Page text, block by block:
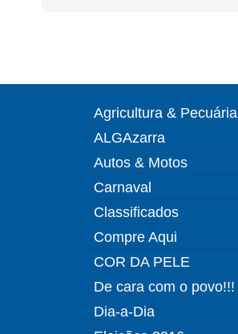
Agricultura & Pecuária
ALGAzarra
Autos & Motos
Carnaval
Classificados
Compre Aqui
COR DA PELE
De cara com o povo!!!
Dia-a-Dia